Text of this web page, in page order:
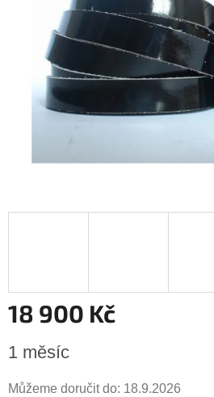
hvězdiček.
18 900 Kč
cena:
1 měsíc
Můžeme doručit do: 18.9.2026